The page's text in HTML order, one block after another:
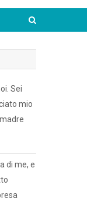
Sei
mio
di me, e